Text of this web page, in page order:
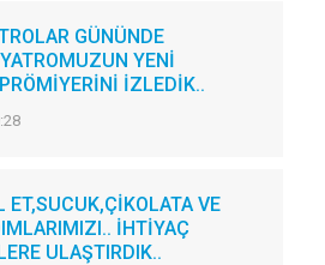
GÜNÜNDE
YENİ
İZLEDİK..
ET,SUCUK,ÇİKOLATA VE
İHTİYAÇ
ULAŞTIRDIK..